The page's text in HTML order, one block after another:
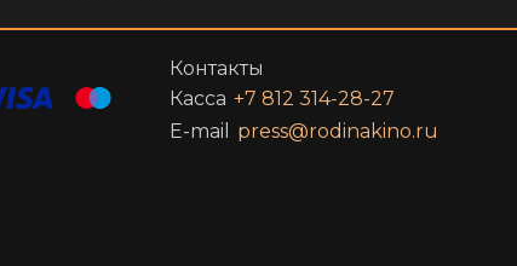
Контакты
Касса +7 812 314-28-27
E-mail
press@rodinakino.ru